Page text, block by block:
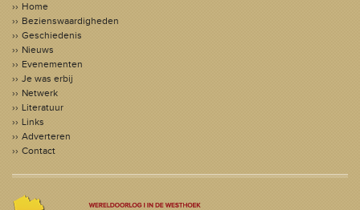
Home
Bezienswaardigheden
Geschiedenis
Nieuws
Evenementen
Je was erbij
Netwerk
Literatuur
Links
Adverteren
Contact